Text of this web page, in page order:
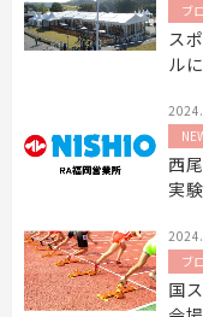
ブ
ス
ル
西
実
ブ
国